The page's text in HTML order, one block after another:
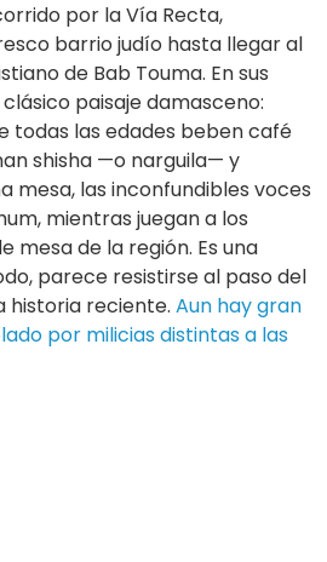
por la Vía Recta,
barrio judío hasta llegar al
de Bab Touma. En sus
paisaje damasceno:
todas las edades beben café
shisha —o narguila— y
mesa, las inconfundibles voces
mientras juegan a los
mesa de la región. Es una
parece resistirse al paso del
historia reciente. Aun hay gran
por milicias distintas a las